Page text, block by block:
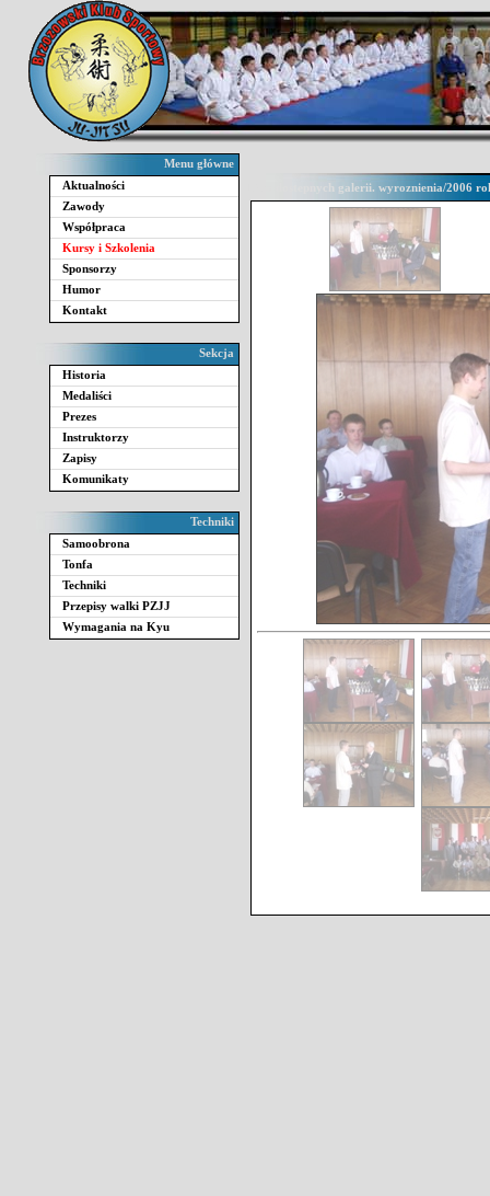
Menu główne
Aktualności
Zawody
Współpraca
Kursy i Szkolenia
Sponsorzy
Humor
Kontakt
Sekcja
Historia
Medaliści
Prezes
Instruktorzy
Zapisy
Komunikaty
Techniki
Samoobrona
Tonfa
Techniki
Przepisy walki PZJJ
Wymagania na Kyu
Lista dostepnych galerii. wyroznienia/2006